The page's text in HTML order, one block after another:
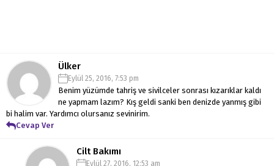
Ülker
Eylül 25, 2016, 7:53 pm
Benim yüzümde tahriş ve sivilceler sonrası kızarıklar kaldı
ne yapmam lazım? Kış geldi sanki ben denizde yanmış gibi
bi halim var. Yardımcı olursanız sevinirim.
Cevap Ver
Cilt Bakımı
Eylül 27, 2016, 12:53 am